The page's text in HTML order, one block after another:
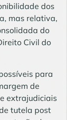
dos
mas relativa,
do
Civil do
para
de
extrajudiciais
tutela post